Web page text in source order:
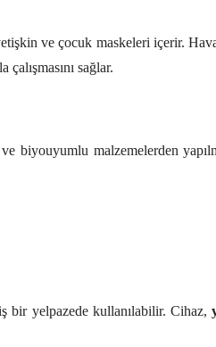
ve çocuk maskeleri içerir.
çalışmasını sağlar.
malzemelerden
bir yelpazede kullanılabilir. Cihaz,